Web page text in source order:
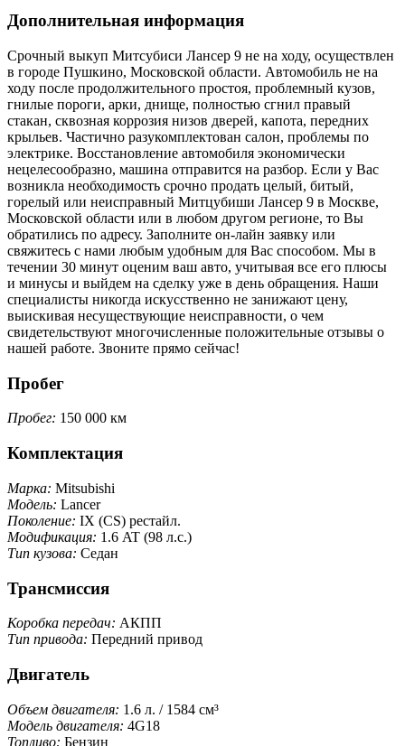
Дополнительная информация
Срочный выкуп Митсубиси Лансер 9 не на ходу, осуществлен
в городе Пушкино, Московской области. Автомобиль не на
ходу после продолжительного простоя, проблемный кузов,
гнилые пороги, арки, днище, полностью сгнил правый
стакан, сквозная коррозия низов дверей, капота, передних
крыльев. Частично разукомплектован салон, проблемы по
электрике. Восстановление автомобиля экономически
нецелесообразно, машина отправится на разбор. Если у Вас
возникла необходимость срочно продать целый, битый,
горелый или неисправный Митцубиши Лансер 9 в Москве,
Московской области или в любом другом регионе, то Вы
обратились по адресу. Заполните он-лайн заявку или
свяжитесь с нами любым удобным для Вас способом. Мы в
течении 30 минут оценим ваш авто, учитывая все его плюсы
и минусы и выйдем на сделку уже в день обращения. Наши
специалисты никогда искусственно не занижают цену,
выискивая несуществующие неисправности, о чем
свидетельствуют многочисленные положительные отзывы о
нашей работе. Звоните прямо сейчас!
Пробег
Пробег: 150 000 км
Комплектация
Марка: Mitsubishi
Модель: Lancer
Поколение: IX (CS) рестайл.
Модификация: 1.6 AT (98 л.с.)
Тип кузова: Седан
Трансмиссия
Коробка передач: АКПП
Тип привода: Передний привод
Двигатель
Объем двигателя: 1.6 л. / 1584 см³
Модель двигателя: 4G18
Топливо: Бензин